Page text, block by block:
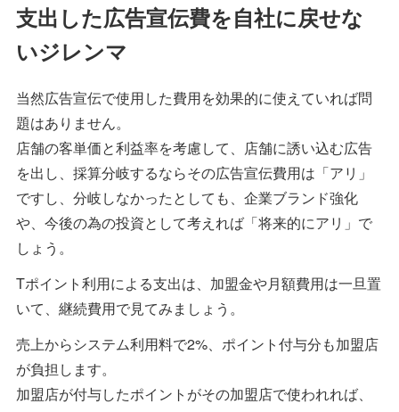
支出した広告宣伝費を自社に戻せな
いジレンマ
当然広告宣伝で使用した費用を効果的に使えていれば問
題はありません。
店舗の客単価と利益率を考慮して、店舗に誘い込む広告
を出し、採算分岐するならその広告宣伝費用は「アリ」
ですし、分岐しなかったとしても、企業ブランド強化
や、今後の為の投資として考えれば「将来的にアリ」で
しょう。
Tポイント利用による支出は、加盟金や月額費用は一旦置
いて、継続費用で見てみましょう。
売上からシステム利用料で2%、ポイント付与分も加盟店
が負担します。
加盟店が付与したポイントがその加盟店で使われれば、